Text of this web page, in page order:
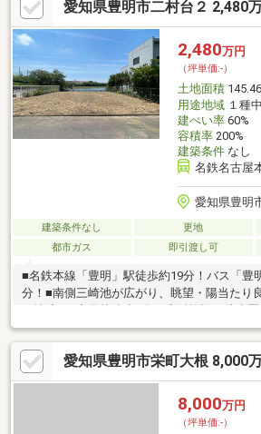
分□三崎水辺公園：徒歩約1分
愛知県豊明市二村台２ 2,480
2,480万円
（坪単価:-）
土地面積
用途地域１種
建ぺい率60%
容積率200%
建築条件なし
名鉄名古屋
愛知県豊明
建築条件なし 更地
都市ガス
即引渡し可
■名鉄本線「豊明」駅徒歩約19分！バス「豊
分！■南側三崎池が広がり、眺望・陽当たり
更地渡し■中学校徒歩1分！生活施設も徒歩
二村台小学校：徒歩約17分□豊明中学校：徒
ブン豊明二村台店：徒歩約5分□アオキスー
分□三崎水辺公園：徒歩約1分
愛知県豊明市栄町大根 8,000
8,000万円
（坪単価:-）